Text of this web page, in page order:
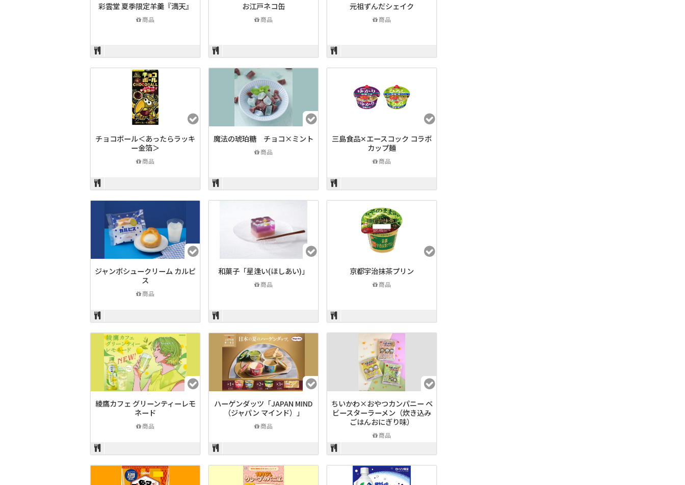
彩雲堂 夏季限定羊羹『満天』
商品
お江戸ネコ缶
商品
元祖ずんだシェイク
商品
チョコボール＜あったらラッキ
ー金箔＞
商品
魔法の琥珀糖 チョコ×ミント
商品
三島食品✕エースコック コラボ
カップ麺
商品
ジャンボシュークリーム カルピ
ス
商品
和菓子「星逢い(ほしあい)」
商品
京都宇治抹茶プリン
商品
綾鷹カフェ グリーンティーレモ
ネード
商品
ハーゲンダッツ「JAPAN MIND
（ジャパン マインド）」
商品
ちいかわ×おやつカンパニー ベ
ビースターラーメン（炊き込み
ごはんおにぎり味）
商品